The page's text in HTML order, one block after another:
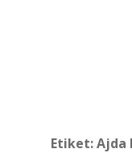
Etiket:Ajda